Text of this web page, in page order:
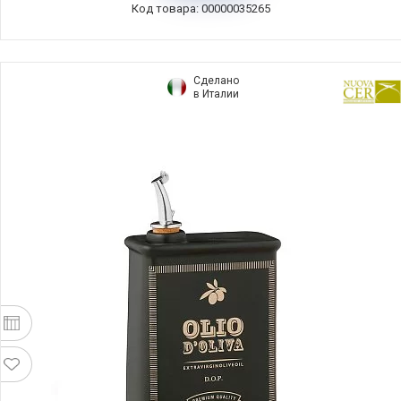
Код товара: 00000035265
Сделано
в Италии